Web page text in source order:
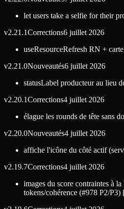
let users take a selfie for their
v2.21.1Corrections6 juillet 2026
useResourceRefresh RN +
v2.21.0Nouveautés6 juillet 2026
statusLabel producteur au lieu
v2.20.1Corrections4 juillet 2026
élague les rounds de tête sans
v2.20.0Nouveautés4 juillet 2026
affiche l'icône du côté actif
v2.19.7Corrections4 juillet 2026
images du score contraintes à
tokens/cohérence (#978 P2/P3)